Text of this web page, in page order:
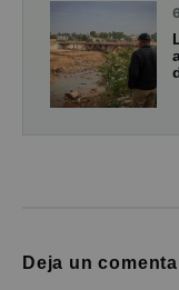
Deja un